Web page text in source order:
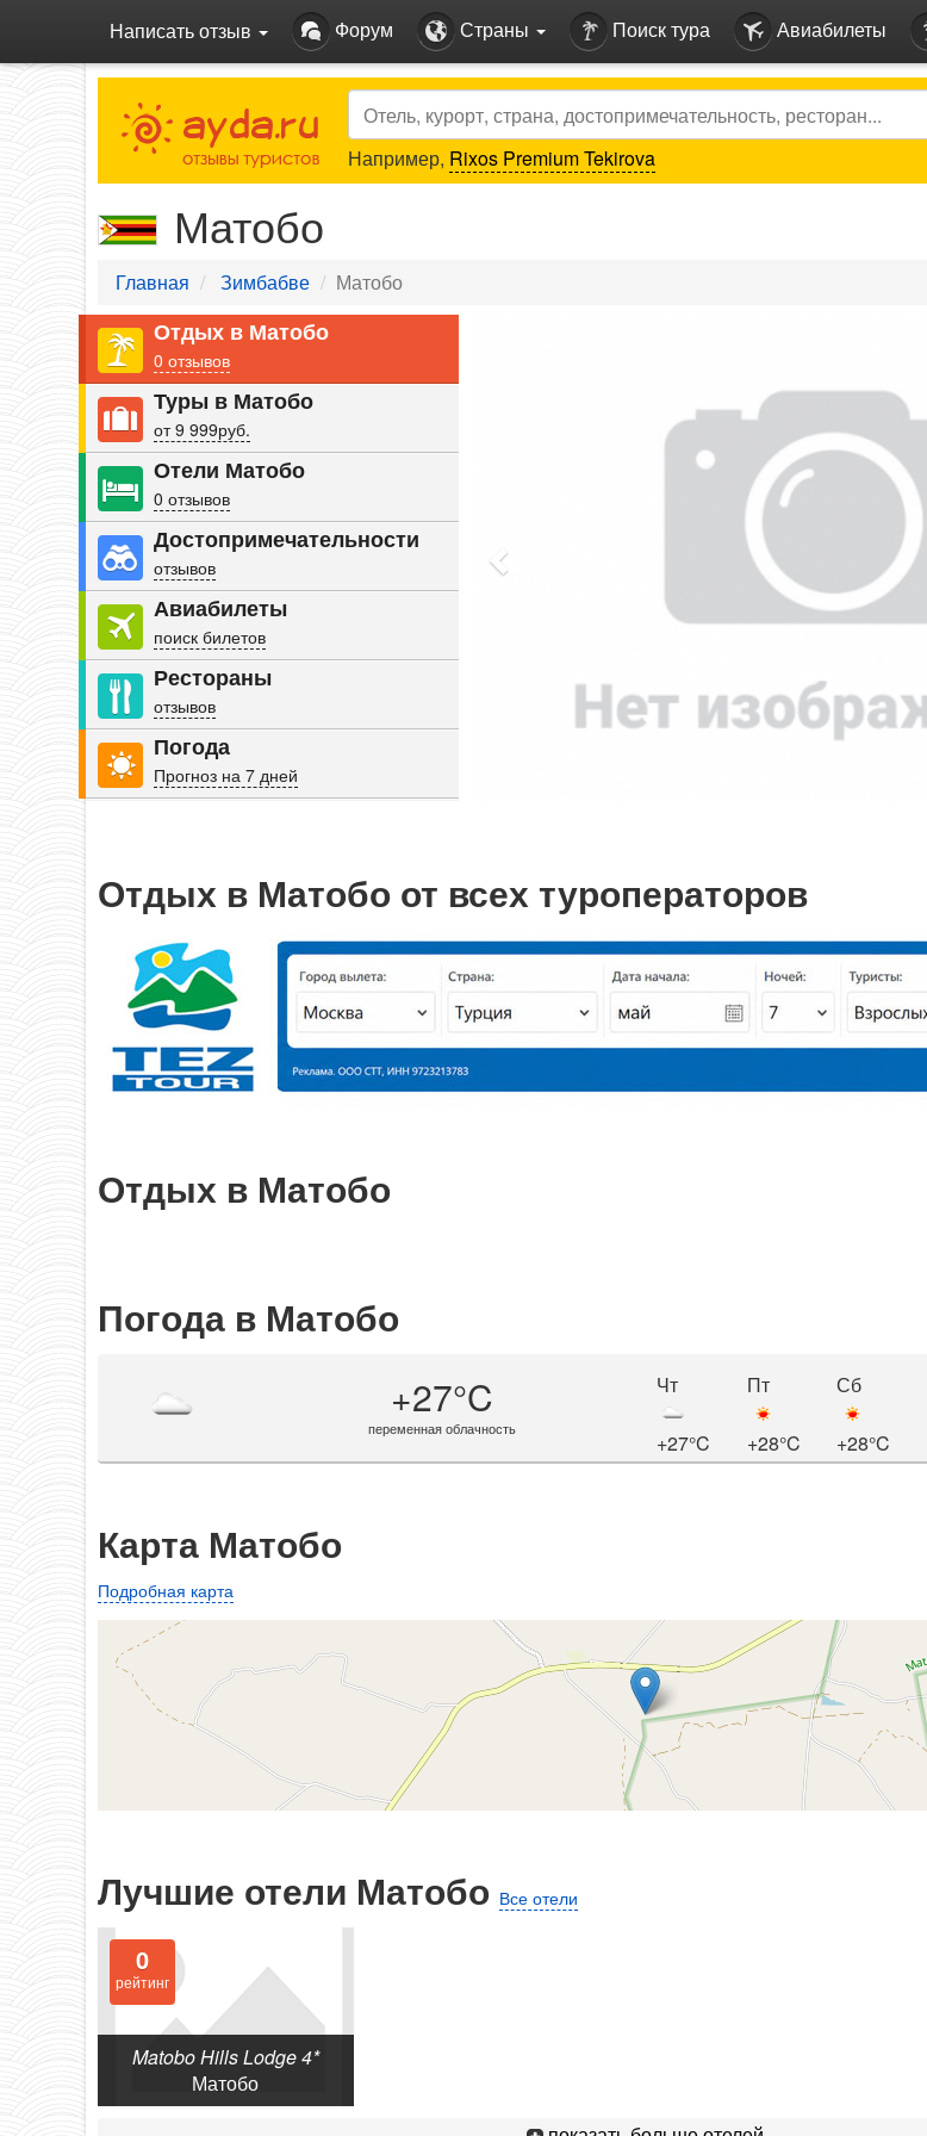
Написать отзыв Форум Страны Поиск тура Авиабилеты
Search
Например, Rixos Premium Tekirova
Матобо
Главная Зимбабве Матобо
Отдых в Матобо
0 отзывов
Туры в Матобо
от 9 999руб.
Отели Матобо
0 отзывов
Достопримечательности
отзывов
Авиабилеты
поиск билетов
Рестораны
отзывов
Погода
Прогноз на 7 дней
Отдых в Матобо от всех туроператоров
Отдых в Матобо
Погода в Матобо
+27°C
переменная облачность
Чт
+27°C
Пт
+28°C
Сб
+28°C
Карта Матобо
Подробная карта
Лучшие отели Матобо Все отели
0
рейтинг
Matobo Hills Lodge 4*
Матобо